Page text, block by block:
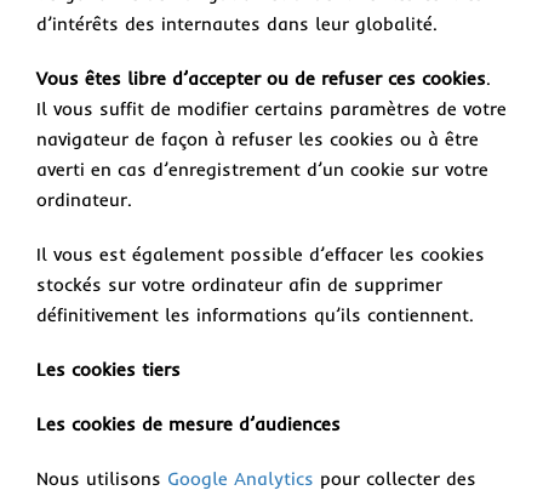
d’intérêts des internautes dans leur globalité.
Vous êtes libre d’accepter ou de refuser ces cookies.
Il vous suffit de modifier certains paramètres de votre
navigateur de façon à refuser les cookies ou à être
averti en cas d’enregistrement d’un cookie sur votre
ordinateur.
Il vous est également possible d’effacer les cookies
stockés sur votre ordinateur afin de supprimer
définitivement les informations qu’ils contiennent.
Les cookies tiers
Les cookies de mesure d’audiences
Nous utilisons Google Analytics pour collecter des